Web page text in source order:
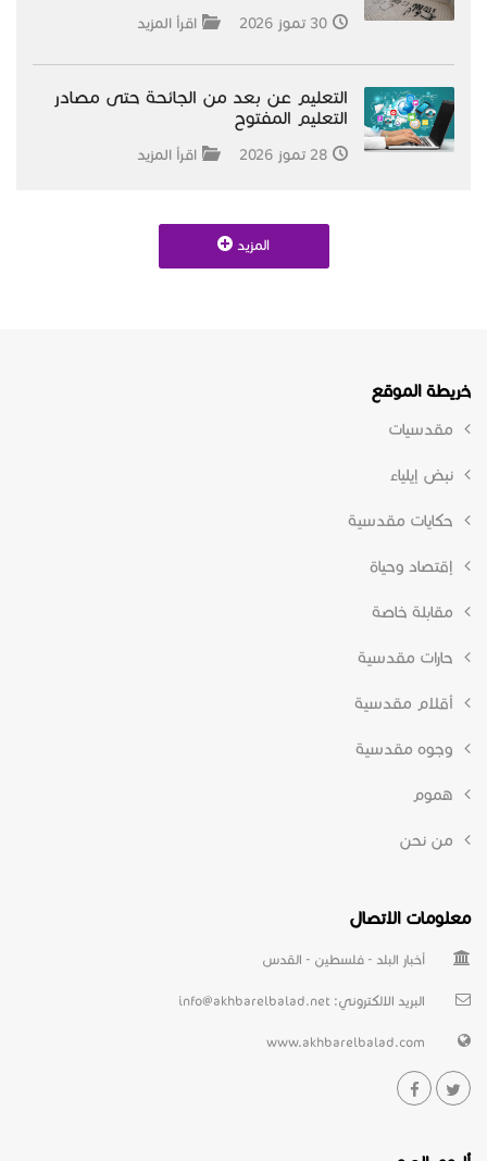
30 تموز 2026 اقرأ المزيد
التعليم عن بعد من الجائحة حتى مصادر
التعليم المفتوح
28 تموز 2026 اقرأ المزيد
المزيد
خريطة الموقع
مقدسيات
نبض إيلياء
حكايات مقدسية
إقتصاد وحياة
مقابلة خاصة
حارات مقدسية
أقلام مقدسية
وجوه مقدسية
هموم
من نحن
معلومات الاتصال
أخبار البلد - فلسطين - القدس
البريد الالكتروني: info@akhbarelbalad.net
www.akhbarelbalad.com